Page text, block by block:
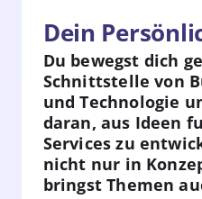
Dein
Du bewegst dich
Schnittstelle von
und Technologie
daran, aus Ideen
Services zu
nicht nur in
bringst Themen